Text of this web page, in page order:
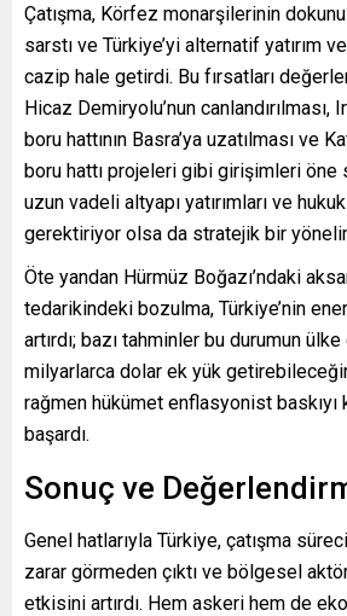
Çatışma, Körfez monarşilerinin
sarstı ve Türkiye’yi alternatif yatırım
cazip hale getirdi. Bu fırsatları
Hicaz Demiryolu’nun
boru hattının Basra’ya uzatılması ve
boru hattı projeleri gibi girişimleri öne
uzun vadeli altyapı yatırımları ve
gerektiriyor olsa da stratejik bir
Öte yandan Hürmüz Boğazı’ndaki
tedarikindeki bozulma, Türkiye’nin
artırdı; bazı tahminler bu durumun
milyarlarca dolar ek yük
rağmen hükümet enflasyonist baskıyı
başardı.
Sonuç ve
Genel hatlarıyla Türkiye, çatışma
zarar görmeden çıktı ve bölgesel
etkisini artırdı. Hem askeri hem de